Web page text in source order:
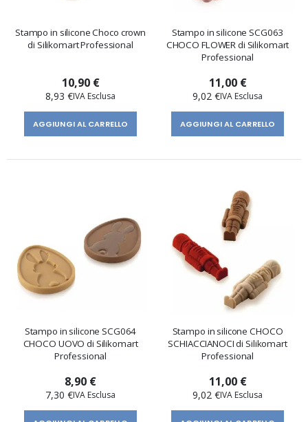
Stampo in silicone Choco crown
di Silikomart Professional
10,90 €
8,93 €
AGGIUNGI AL CARRELLO
Stampo in silicone SCG063
CHOCO FLOWER di Silikomart
Professional
11,00 €
9,02 €
AGGIUNGI AL CARRELLO
Stampo in silicone SCG064
CHOCO UOVO di Silikomart
Professional
8,90 €
7,30 €
Stampo in silicone CHOCO
SCHIACCIANOCI di Silikomart
Professional
11,00 €
9,02 €